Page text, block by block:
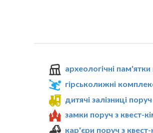
археологічні
гірськолижні
дитячі залізниці
замки поруч з квест-
кар'єри поруч з